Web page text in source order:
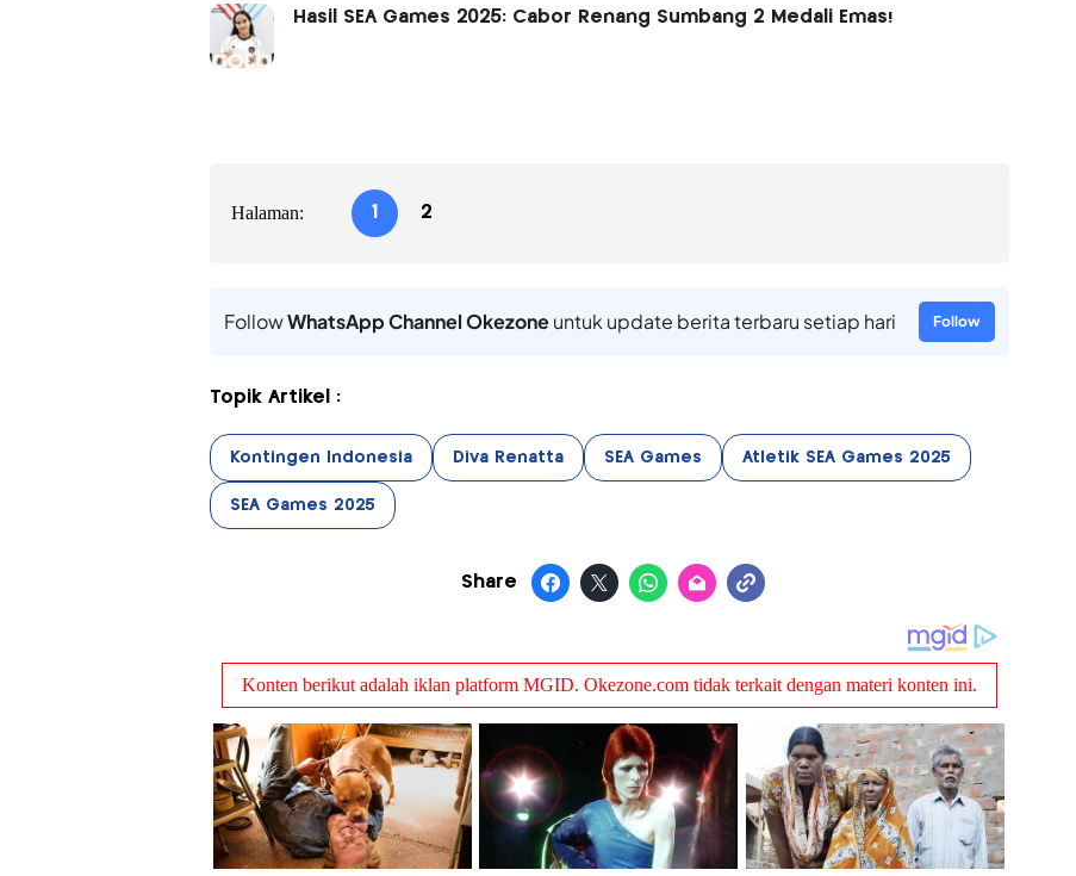
Hasil SEA Games 2025: Cabor Renang Sumbang 2 Medali Emas!
Halaman: 1 2
FollowWhatsApp Channel Okezoneuntuk update berita terbaru setiap hari Follow
Topik Artikel :
Kontingen Indonesia Diva Renatta SEA Games Atletik SEA Games 2025
SEA Games 2025
Share